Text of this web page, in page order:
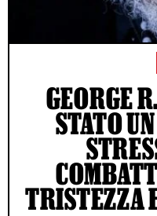
GEORGE
STATO
TRISTEZZA